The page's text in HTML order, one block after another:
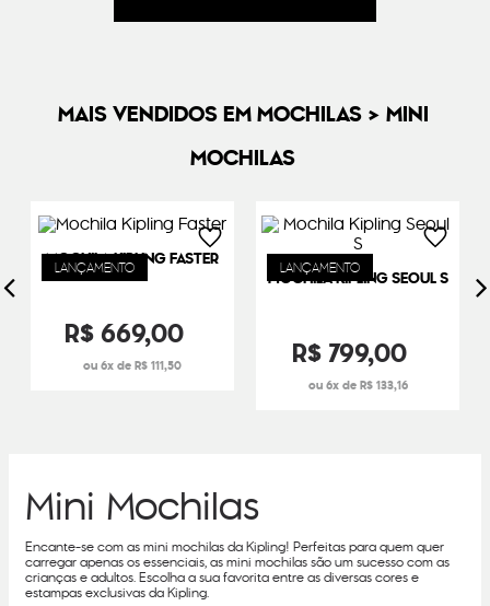
MAIS VENDIDOS EM MOCHILAS > MINI
MOCHILAS
LANÇAMENTO
MOCHILA KIPLING FASTER
R$669,00
6 R$111,50
LANÇAMENTO
MOCHILA KIPLING SEOUL S
R$799,00
6 R$ 133,16
Mini Mochilas
Encante-se com as mini mochilas da Kipling! Perfeitas para quem quer
carregar apenas os essenciais, as mini mochilas são um sucesso com as
crianças e adultos. Escolha a sua favorita entre as diversas cores e
estampas exclusivas da Kipling.